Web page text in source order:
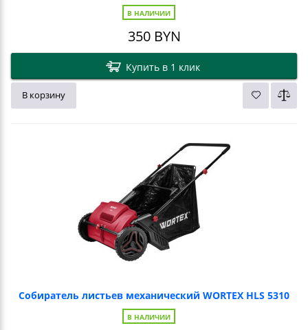
В НАЛИЧИИ
350BYN
Купить в 1 клик
В корзину
Собиратель листьев механический WORTEX HLS 5310
В НАЛИЧИИ